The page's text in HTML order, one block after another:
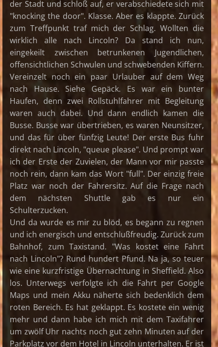
der Stadt und schloß auf, er verabschiedete sich mit
"knocking the door". Klasse. Aber es klappte. Zurück
zum Treffpunkt traf mich der Schlag. Wollten die
wirklich alle nach Lincoln? Da stand ich nun,
eingekeilt zwischen betrunkenen Jugendlichen,
offensichtlichen Schwulen und schwebenden Kiffern.
Vereinzelt noch ein paar Urlauber auf dem Weg
nach Hause. Siehe Gepäck. Es war ein bunter
Haufen, denn zwei Rollstuhlfahrer mit Begleitung
waren auch dabei. Und dann endlich kamen die
Busse. Busse war übertrieben, es waren Neunsitzer,
und das für über fünfzig Leute! Der erste Bus fuhr
direkt nach Lincoln, "queue please". Und prompt war
ich der Erste der Zuvielen, der Mann vor mir passte
noch rein, dann kam das Wort "full". Der einzig freie
Platz war noch der Fahrersitz. Auf die Frage nach
dem nächsten Shuttle gab es nur ein
Schulterzucken.
Und da wurde es mir zu blöd, es begann zu regnen
und ich energisch und entschlußfreudig. Zurück zum
Bahnhof, zum Taxistand. "Was kostet eine Fahrt
nach Lincoln"? Rund hundert Pfund. Na ja, so teuer
wie eine kurzfristige Übernachtung in Sheffield. Also
los. Unterwegs verfolgte ich die Fahrt per Google
Maps und mein Akku näherte sich bedenklich dem
roten Bereich. Es hat geklappt. Es kostete ein wenig
mehr und dann habe ich mich mit dem Taxifahrer
um zwölf Uhr nachts noch gut zehn Minuten auf der
Parkplatz vor dem Hotel in Lincoln unterhalten. Er ist